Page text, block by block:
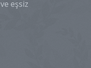
ve eşsiz